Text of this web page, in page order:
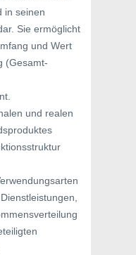
in seinen
Sie ermöglicht
und Wert
(Gesamt-
und realen